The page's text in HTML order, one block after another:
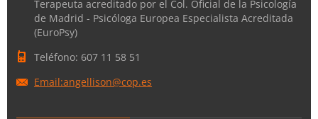
Terapeuta acreditado por el Col. Oficial de la Psicología
de Madrid - Psicóloga Europea Especialista Acreditada
(EuroPsy)
Teléfono: 607 11 58 51
Email:angellison@cop.es